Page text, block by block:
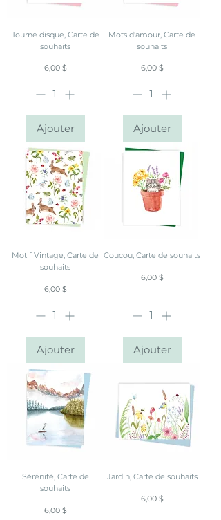
Tourne disque, Carte de
souhaits
Prix
6,00 $
Ajouter
Mots d'amour, Carte de
souhaits
Prix
6,00 $
Ajouter
Motif Vintage, Carte de
souhaits
Prix
6,00 $
Ajouter
Coucou, Carte de souhaits
Prix
6,00 $
Ajouter
Sérénité, Carte de
souhaits
Prix
6,00 $
Jardin, Carte de souhaits
Prix
6,00 $